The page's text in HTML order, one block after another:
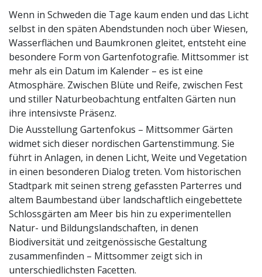
Wenn in Schweden die Tage kaum enden und das Licht
selbst in den späten Abendstunden noch über Wiesen,
Wasserflächen und Baumkronen gleitet, entsteht eine
besondere Form von Gartenfotografie. Mittsommer ist
mehr als ein Datum im Kalender – es ist eine
Atmosphäre. Zwischen Blüte und Reife, zwischen Fest
und stiller Naturbeobachtung entfalten Gärten nun
ihre intensivste Präsenz.
Die Ausstellung Gartenfokus – Mittsommer Gärten
widmet sich dieser nordischen Gartenstimmung. Sie
führt in Anlagen, in denen Licht, Weite und Vegetation
in einen besonderen Dialog treten. Vom historischen
Stadtpark mit seinen streng gefassten Parterres und
altem Baumbestand über landschaftlich eingebettete
Schlossgärten am Meer bis hin zu experimentellen
Natur- und Bildungslandschaften, in denen
Biodiversität und zeitgenössische Gestaltung
zusammenfinden – Mittsommer zeigt sich in
unterschiedlichsten Facetten.